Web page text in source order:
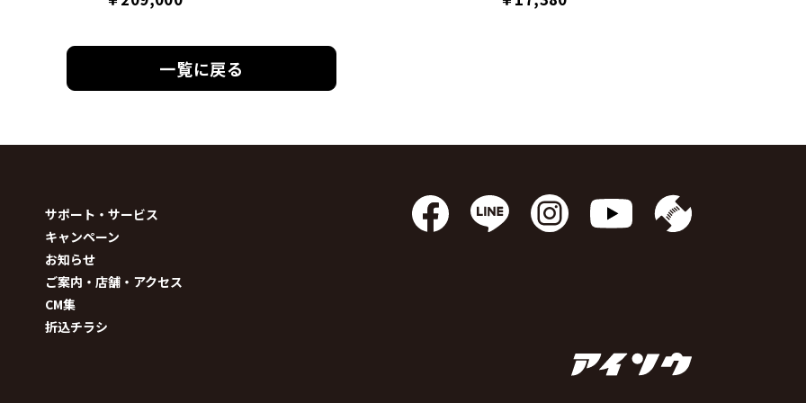
一覧に戻る
サポート・サービス
キャンペーン
お知らせ
ご案内・店舗・アクセス
CM集
折込チラシ